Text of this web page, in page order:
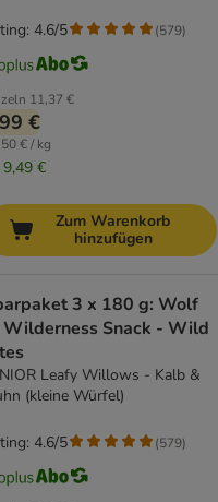
11,37 €
€
€ / kg
9,49 €
4.6/5 (579)
Zum Warenkorb
hinzufügen
3 x 180 g: Wolf
Snack - Wild
Leafy Willows - Kalb &
(kleine Würfel)
4.6/5 (579)